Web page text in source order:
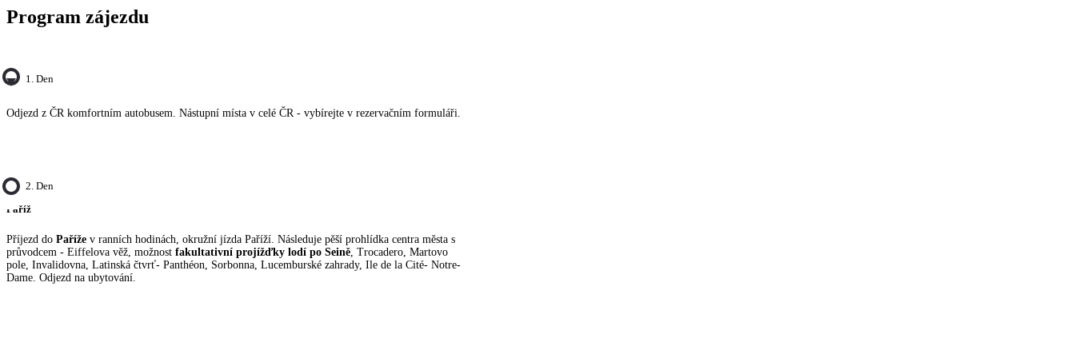
Program zájezdu
1. Den
Odjezd z ČR komfortním autobusem. Nástupní místa v celé ČR - vybírejte v rezervačním formuláři.
2. Den
Paříž
Příjezd do Paříže v ranních hodinách, okružní jízda Paříží. Následuje pěší prohlídka centra města s
průvodcem - Eiffelova věž, možnost fakultativní projížďky lodí po Seině, Trocadero, Martovo
pole, Invalidovna, Latinská čtvrť- Panthéon, Sorbonna, Lucemburské zahrady, Ile de la Cité- Notre-
Dame. Odjezd na ubytování.